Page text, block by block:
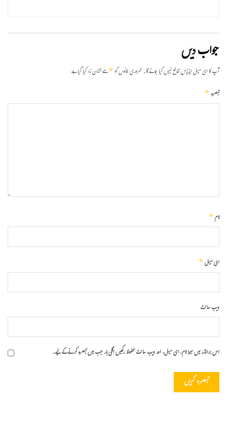
جواب دیں
آپ کا ای میل ایڈریس شائع نہیں کیا جائے گا۔ضروری خانوں کو*سے نشان زد کیا گیا ہے
تبصرہ*
نام*
ای میل*
ویب‌ سائٹ
اس براؤزر میں میرا نام، ای میل، اور ویب سائٹ محفوظ رکھیں اگلی بار جب میں تبصرہ کرنے کےلیے۔